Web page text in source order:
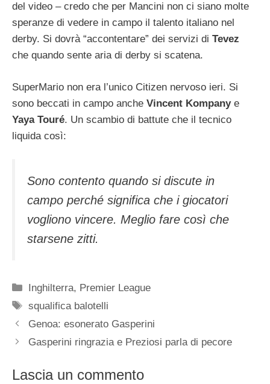
del video – credo che per Mancini non ci siano molte
speranze di vedere in campo il talento italiano nel
derby. Si dovrà “accontentare” dei servizi di Tevez
che quando sente aria di derby si scatena.
SuperMario non era l’unico Citizen nervoso ieri. Si
sono beccati in campo anche Vincent Kompanye
Yaya Touré. Un scambio di battute che il tecnico
liquida così:
Sono contento quando si discute in
campo perché significa che i giocatori
vogliono vincere. Meglio fare così che
starsene zitti.
Categorie
Inghilterra, Premier League
Tag
squalifica balotelli
Genoa: esonerato Gasperini
Gasperini ringrazia e Preziosi parla di pecore
Lascia un commento